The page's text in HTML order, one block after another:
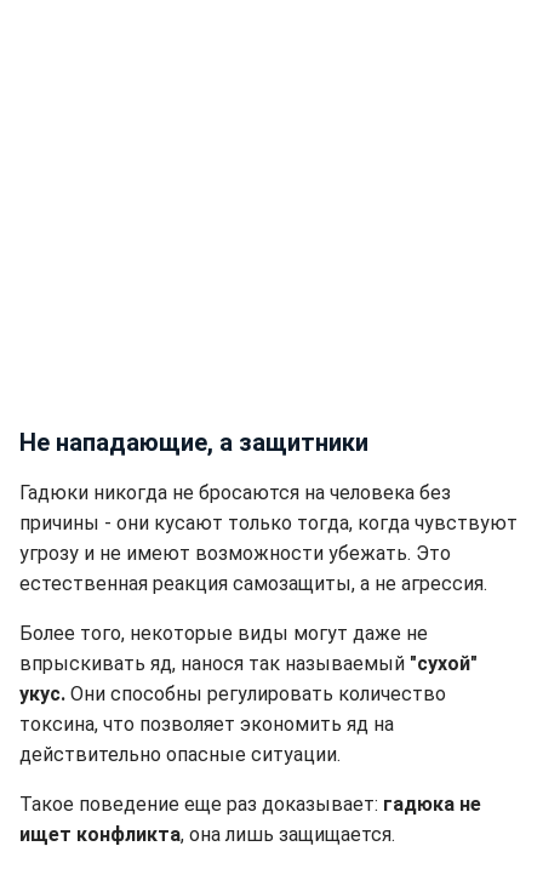
Не нападающие, а защитники
Гадюки никогда не бросаются на человека без
причины - они кусают только тогда, когда чувствуют
угрозу и не имеют возможности убежать. Это
естественная реакция самозащиты, а не агрессия.
Более того, некоторые виды могут даже не
впрыскивать яд, нанося так называемый "сухой"
укус. Они способны регулировать количество
токсина, что позволяет экономить яд на
действительно опасные ситуации.
Такое поведение еще раз доказывает: гадюка не
ищет конфликта, она лишь защищается.